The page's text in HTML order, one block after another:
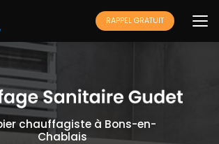
RAPPEL GRATUIT
chauffagiste à Bons-en-
Chablais